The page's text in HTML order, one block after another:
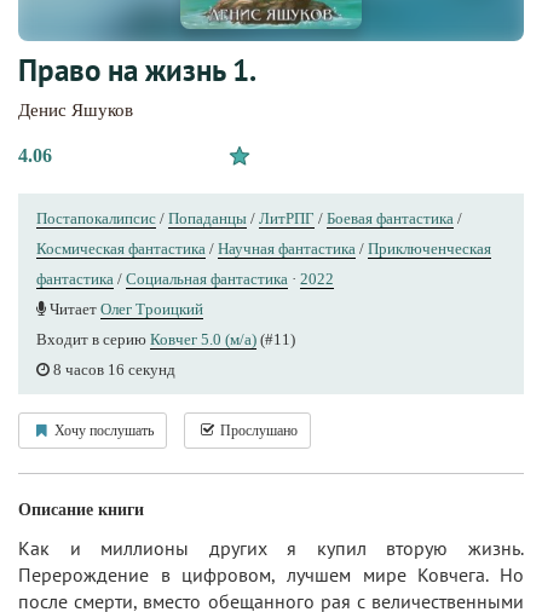
Право на жизнь 1.
Денис Яшуков
4.06
Постапокалипсис / Попаданцы / ЛитРПГ / Боевая фантастика /
Космическая фантастика / Научная фантастика / Приключенческая
фантастика / Социальная фантастика · 2022
Читает Олег Троицкий
Входит в серию Ковчег 5.0 (м/а) (#11)
8 часов 16 секунд
Хочу послушать Прослушано
Описание книги
Как и миллионы других я купил вторую жизнь.
Перерождение в цифровом, лучшем мире Ковчега. Но
после смерти, вместо обещанного рая с величественными